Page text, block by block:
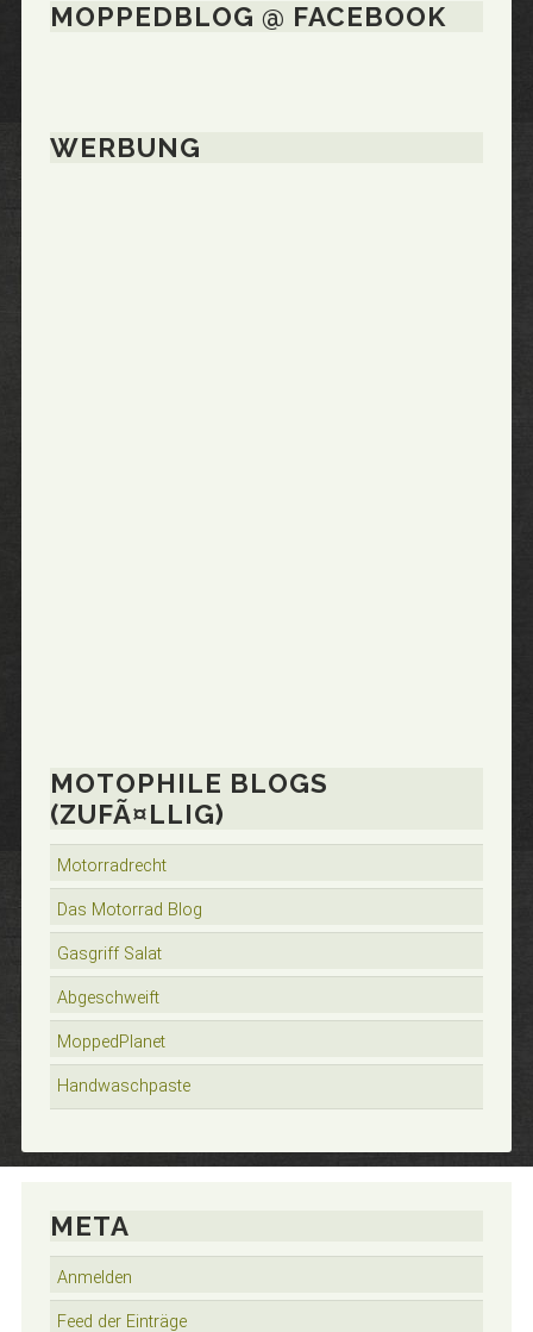
MOPPEDBLOG @ FACEBOOK
WERBUNG
MOTOPHILE BLOGS
(ZUFÃ¤LLIG)
Motorradrecht
Das Motorrad Blog
Gasgriff Salat
Abgeschweift
MoppedPlanet
Handwaschpaste
META
Anmelden
Feed der Einträge